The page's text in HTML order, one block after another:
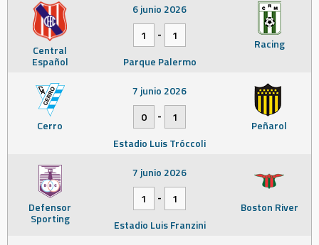
Central
Español
Racing
6 junio 2026
1
-
1
Parque Palermo
Cerro Peñarol
7 junio 2026
0
-
1
Estadio Luis Tróccoli
Defensor
Sporting
Boston River
7 junio 2026
1
-
1
Estadio Luis Franzini